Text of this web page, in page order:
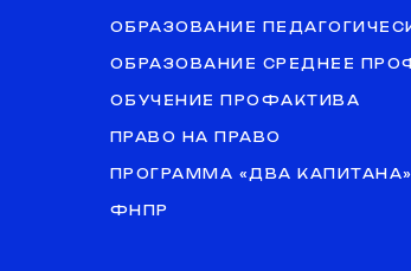
ОБРАЗОВАНИЕ
ОБРАЗОВАНИЕ СРЕДНЕЕ
ОБУЧЕНИЕ ПРОФАКТИВА
ПРАВО НА ПРАВО
ПРОГРАММА «ДВА КАПИТАНА»
ФНПР